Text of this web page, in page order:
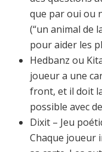
que par oui ou
(“un animal de
pour aider les
Hedbanz ou
joueur a une
front, et il doit
possible avec
Dixit – Jeu
Chaque joueur